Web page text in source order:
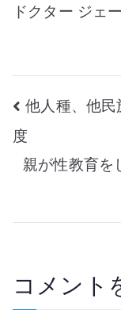
ドクター ジェ
投
稿
ビ
ー
他人種、他
度
親が性教育を
コメント